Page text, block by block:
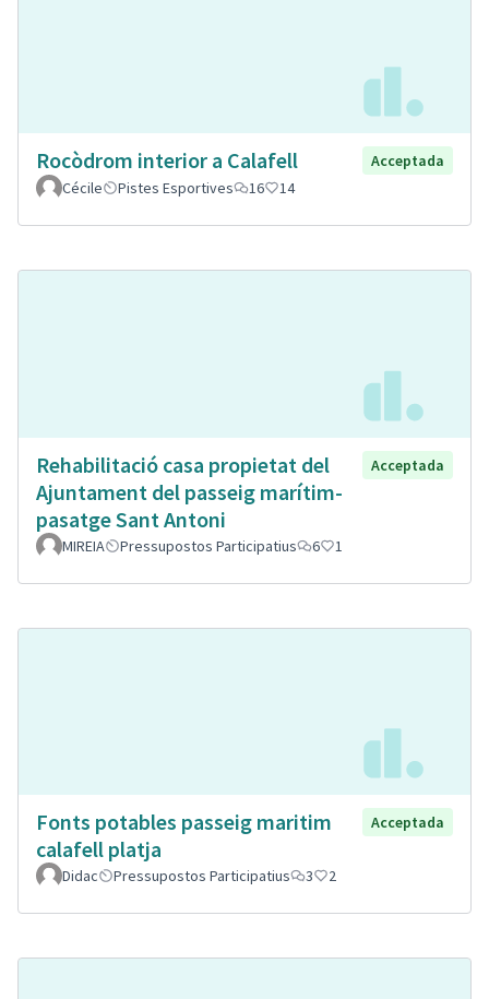
Rocòdrom interior a Calafell
Acceptada
Cécile
Pistes Esportives 16 14
Rehabilitació casa propietat del
Ajuntament del passeig marítim-
pasatge Sant Antoni
Acceptada
MIREIA Pressupostos Participatius 6 1
Fonts potables passeig maritim
calafell platja
Acceptada
Didac Pressupostos Participatius 3 2